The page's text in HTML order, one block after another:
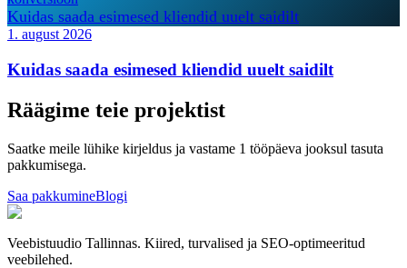
Kuidas saada esimesed kliendid uuelt saidilt
1. august 2026
Kuidas saada esimesed kliendid uuelt saidilt
Räägime teie projektist
Saatke meile lühike kirjeldus ja vastame 1 tööpäeva jooksul tasuta
pakkumisega.
Saa pakkumineBlogi
Veebistuudio Tallinnas. Kiired, turvalised ja SEO-optimeeritud
veebilehed.